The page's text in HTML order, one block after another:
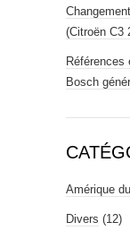
(Citroën C3
Références
Bosch
Amérique
Divers (12)